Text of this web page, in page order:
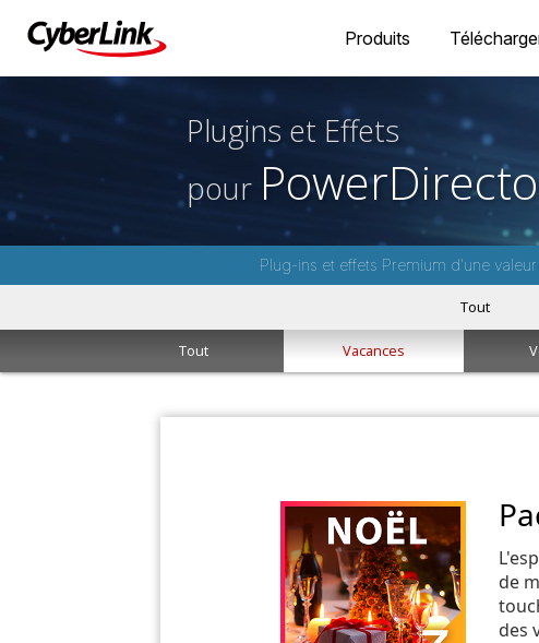
Produits
Plugins et Effets
pour
Plug-ins et effets Premium d'une
Tout
Tout Vacances
de
des